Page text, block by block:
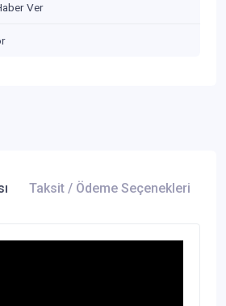
Ver
Taksit / Ödeme Seçenekleri